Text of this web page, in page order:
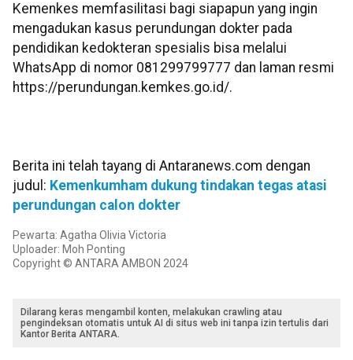
Kemenkes memfasilitasi bagi siapapun yang ingin
mengadukan kasus perundungan dokter pada
pendidikan kedokteran spesialis bisa melalui
WhatsApp di nomor 081299799777 dan laman resmi
https://perundungan.kemkes.go.id/.
Berita ini telah tayang di Antaranews.com dengan
judul: Kemenkumham dukung tindakan tegas atasi
perundungan calon dokter
Pewarta: Agatha Olivia Victoria
Uploader: Moh Ponting
Copyright © ANTARA AMBON 2024
Dilarang keras mengambil konten, melakukan crawling atau
pengindeksan otomatis untuk AI di situs web ini tanpa izin tertulis dari
Kantor Berita ANTARA.